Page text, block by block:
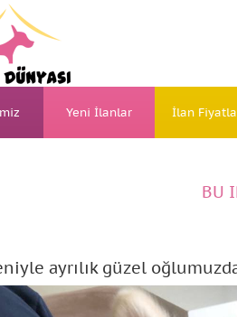
Yeni İlanlar İlan
BU
ayrılık güzel